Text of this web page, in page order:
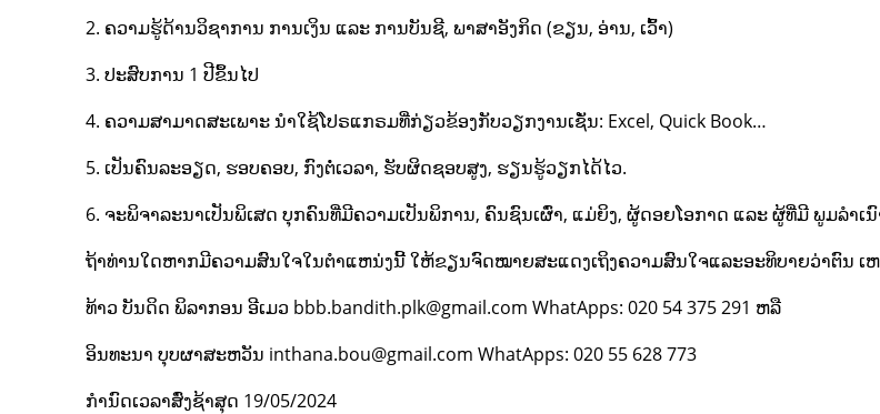
2. ຄວາມຮູ້ດ້ານວິຊາການ ການເງິນ ແລະ ການບັນຊີ, ພາສາອັງກິດ (ຂຽນ, ອ່ານ, ເວົ້າ)
3. ປະສົບການ 1 ປີຂຶ້ນໄປ
4. ຄວາມສາມາດສະເພາະ ນໍາໃຊ້ໂປຣແກຣມທີ່ກ່ຽວຂ້ອງກັບວຽກງານເຊັ່ນ: Excel, Quick Book…
5. ເປັນຄົນລະອຽດ, ຮອບຄອບ, ກົງຕໍ່ເວລາ, ຮັບຜິດຊອບສູງ, ຮຽນຮູ້ວຽກໄດ້ໄວ.
6. ຈະພິຈາລະນາເປັນພິເສດ ບຸກຄົນທີ່ມີຄວາມເປັນພິການ, ຄົນຊົນເຜົ່າ, ແມ່ຍິງ, ຜູ້ດອຍໂອກາດ ແລະ ຜູ້ທີ່ມີ ພູມລຳເ
ຖ້າທ່ານໃດຫາກມີຄວາມສົນໃຈໃນຕຳແຫນ່ງນີ້ ໃຫ້ຂຽນຈົດໝາຍສະແດງເຖິງຄວາມສົນໃຈແລະອະທິບາຍວ່າຕົນ ເ
ທ້າວ ບັນດິດ ພິລາກອນ ອີເມວ bbb.bandith.plk@gmail.com WhatApps: 020 54 375 291 ຫລື
ອິນທະນາ ບຸບຜາສະຫວັນ inthana.bou@gmail.com WhatApps: 020 55 628 773
ກໍານົດເວລາສົ່ງຊ້າສຸດ 19/05/2024